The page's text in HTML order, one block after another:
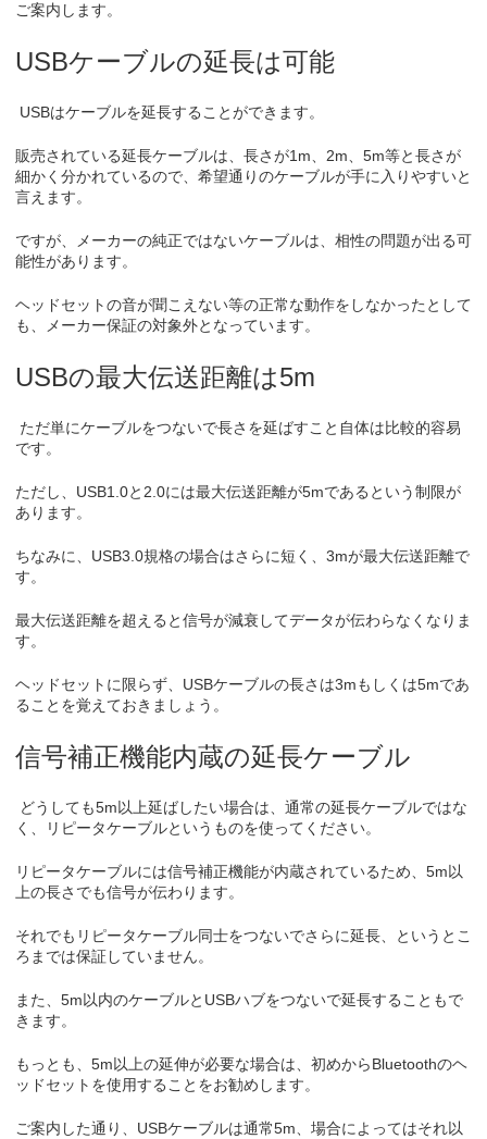
ご案内します。
USBケーブルの延長は可能
USBはケーブルを延長することができます。
販売されている延長ケーブルは、長さが1m、2m、5m等と長さが
細かく分かれているので、希望通りのケーブルが手に入りやすいと
言えます。
ですが、メーカーの純正ではないケーブルは、相性の問題が出る可
能性があります。
ヘッドセットの音が聞こえない等の正常な動作をしなかったとして
も、メーカー保証の対象外となっています。
USBの最大伝送距離は5m
ただ単にケーブルをつないで長さを延ばすこと自体は比較的容易
です。
ただし、USB1.0と2.0には最大伝送距離が5mであるという制限が
あります。
ちなみに、USB3.0規格の場合はさらに短く、3mが最大伝送距離で
す。
最大伝送距離を超えると信号が減衰してデータが伝わらなくなりま
す。
ヘッドセットに限らず、USBケーブルの長さは3mもしくは5mであ
ることを覚えておきましょう。
信号補正機能内蔵の延長ケーブル
どうしても5m以上延ばしたい場合は、通常の延長ケーブルではな
く、リピータケーブルというものを使ってください。
リピータケーブルには信号補正機能が内蔵されているため、5m以
上の長さでも信号が伝わります。
それでもリピータケーブル同士をつないでさらに延長、というとこ
ろまでは保証していません。
また、5m以内のケーブルとUSBハブをつないで延長することもで
きます。
もっとも、5m以上の延伸が必要な場合は、初めからBluetoothのヘ
ッドセットを使用することをお勧めします。
ご案内した通り、USBケーブルは通常5m、場合によってはそれ以